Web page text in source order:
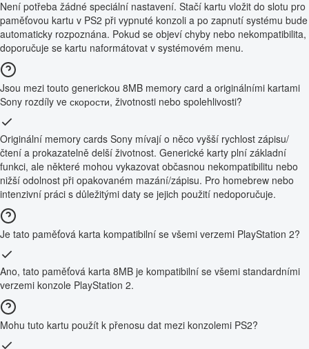
Není potřeba žádné speciální nastavení. Stačí kartu vložit do slotu pro
paměťovou kartu v PS2 při vypnuté konzoli a po zapnutí systému bude
automaticky rozpoznána. Pokud se objeví chyby nebo nekompatibilita,
doporučuje se kartu naformátovat v systémovém menu.
Jsou mezi touto generickou 8MB memory card a originálními kartami
Sony rozdíly ve скорости, životnosti nebo spolehlivosti?
Originální memory cards Sony mívají o něco vyšší rychlost zápisu/
čtení a prokazatelně delší životnost. Generické karty plní základní
funkci, ale některé mohou vykazovat občasnou nekompatibilitu nebo
nižší odolnost při opakovaném mazání/zápisu. Pro homebrew nebo
intenzivní práci s důležitými daty se jejich použití nedoporučuje.
Je tato paměťová karta kompatibilní se všemi verzemi PlayStation 2?
Ano, tato paměťová karta 8MB je kompatibilní se všemi standardními
verzemi konzole PlayStation 2.
Mohu tuto kartu použít k přenosu dat mezi konzolemi PS2?